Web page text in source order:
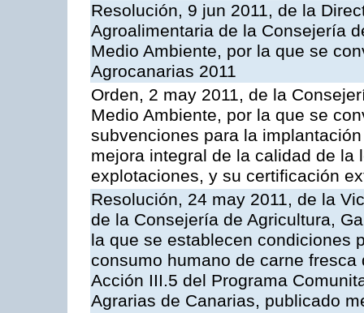
Resolución, 9 jun 2011, de la
Agroalimentaria de la Consejería
Medio Ambiente, por la que se
Agrocanarias 2011
Orden, 2 may 2011, de la
Medio Ambiente, por la que se
subvenciones para la
mejora integral de la calidad de
explotaciones, y su certificación
Resolución, 24 may 2011, de la
de la Consejería de Agricultura,
la que se establecen condiciones
consumo humano de carne
Acción III.5 del Programa
Agrarias de Canarias, publicado